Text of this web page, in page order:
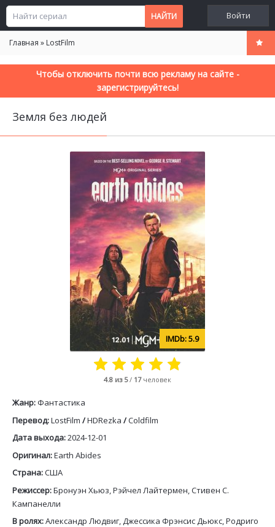
Войти
Главная » LostFilm
Чтобы отключить почти всю рекламу на сайте -
зарегистрируйтесь!
Земля без людей
5.9
4.8 из 5/ 17 человек
Жанр: Фантастика
Перевод:LostFilm /HDRezka /Coldfilm
Дата выхода:2024-12-01
Оригинал:Earth Abides
Страна:США
Режиссер:Бронуэн Хьюз, Рэйчел Лайтермен, Стивен С.
Кампанелли
В ролях:Александр Людвиг, Джессика Фрэнсис Дьюкс, Родриго